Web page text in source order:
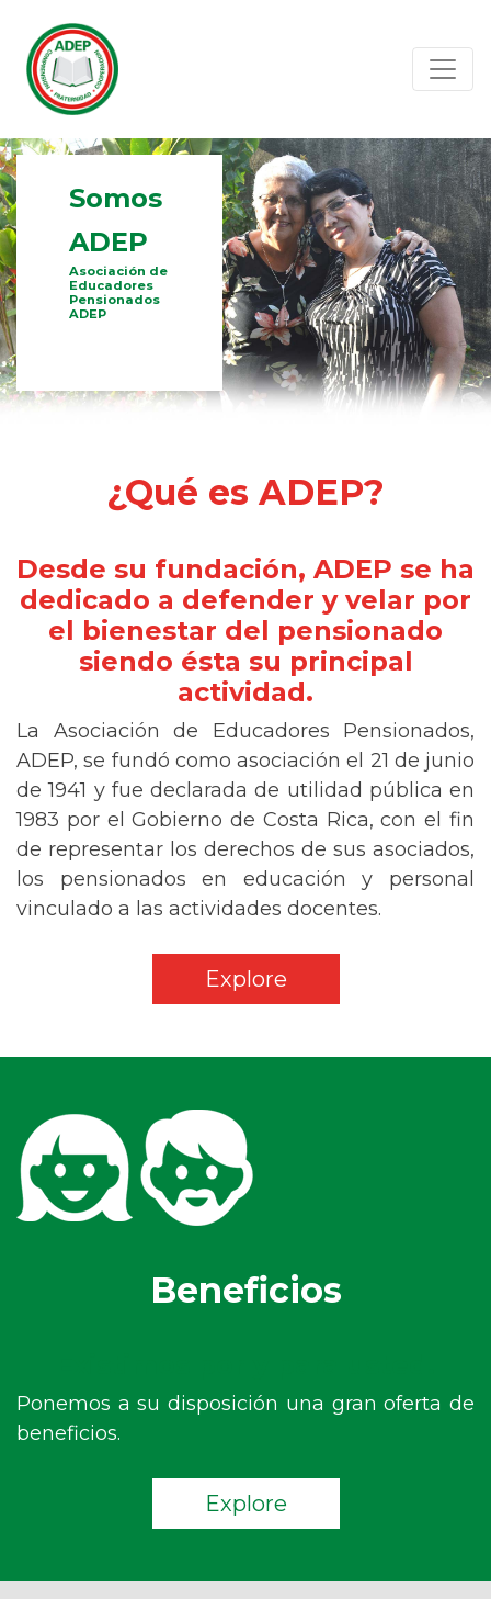
Somos
ADEP
Asociación de
Educadores
Pensionados
ADEP
¿Qué es ADEP?
Desde su fundación, ADEP se ha
dedicado a defender y velar por
el bienestar del pensionado
siendo ésta su principal
actividad.
La Asociación de Educadores Pensionados,
ADEP, se fundó como asociación el 21 de junio
de 1941 y fue declarada de utilidad pública en
1983 por el Gobierno de Costa Rica, con el fin
de representar los derechos de sus asociados,
los pensionados en educación y personal
vinculado a las actividades docentes.
Explore
Beneficios
Ponemos a su disposición una gran oferta de
beneficios.
Explore